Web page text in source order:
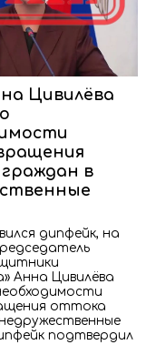
Цивилёва
в
дипфейк, на
Анна Цивилёва
оттока
подтвердил